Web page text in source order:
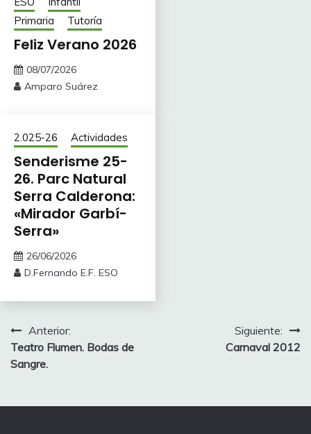
Primaria
Tutoría
Feliz Verano 2026
08/07/2026
Amparo Suárez
2.025-26 Actividades
Senderisme 25-
26. Parc Natural
Serra Calderona:
«Mirador Garbí-
Serra»
26/06/2026
D.Fernando E.F. ESO
Navegación
de
Anterior:
Teatro Flumen. Bodas de
Sangre.
Siguiente:
Carnaval 2012